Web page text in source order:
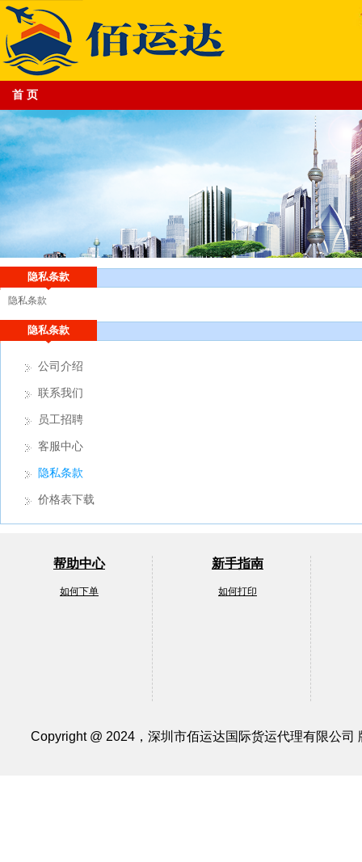
专业的跨境电商物流平台供应商
首 页
隐私条款
隐私条款
隐私条款
公司介绍
联系我们
员工招聘
客服中心
隐私条款
价格表下载